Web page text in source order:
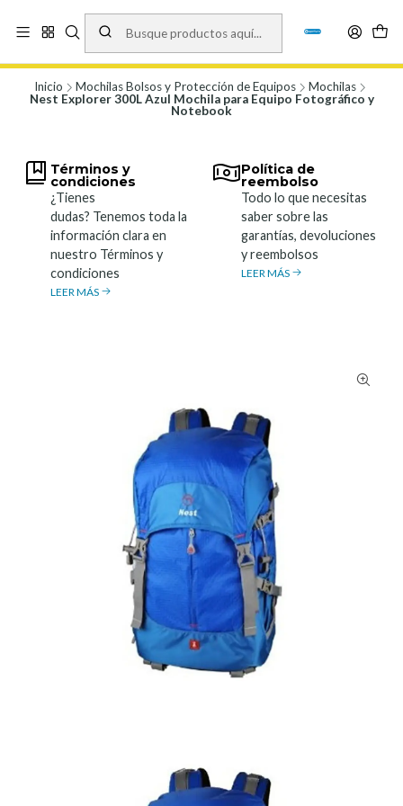
Vísita nuestro local en Los Agustinos 5478, Ñuñoa. Lunes a Viernes 9.30 a
19.00, Sábados 10:00 a 19:00 y Domingos de 10:00 a 17:00
Inicio Mochilas Bolsos y Protección de Equipos
Mochilas
Nest Explorer 300L Azul Mochila para Equipo Fotográfico y
Notebook
Términos y
condiciones
¿Tienes
dudas? Tenemos toda la
información clara en
nuestro Términos y
condiciones
LEER MÁS
Política de
reembolso
Todo lo que necesitas
saber sobre las
garantías, devoluciones
y reembolsos
LEER MÁS